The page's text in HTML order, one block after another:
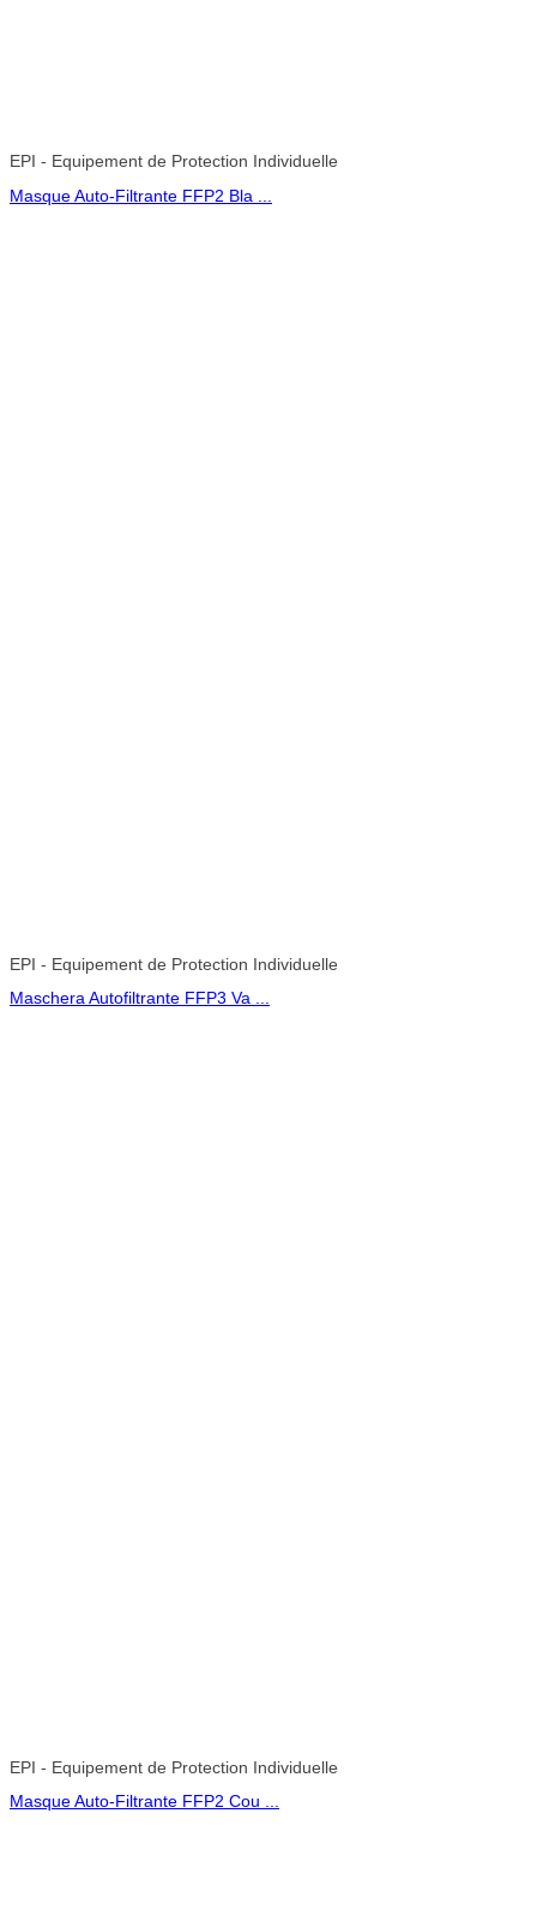
EPI - Equipement de Protection Individuelle
Masque Auto-Filtrante FFP2 Bla ...
EPI - Equipement de Protection Individuelle
Maschera Autofiltrante FFP3 Va ...
EPI - Equipement de Protection Individuelle
Masque Auto-Filtrante FFP2 Cou ...